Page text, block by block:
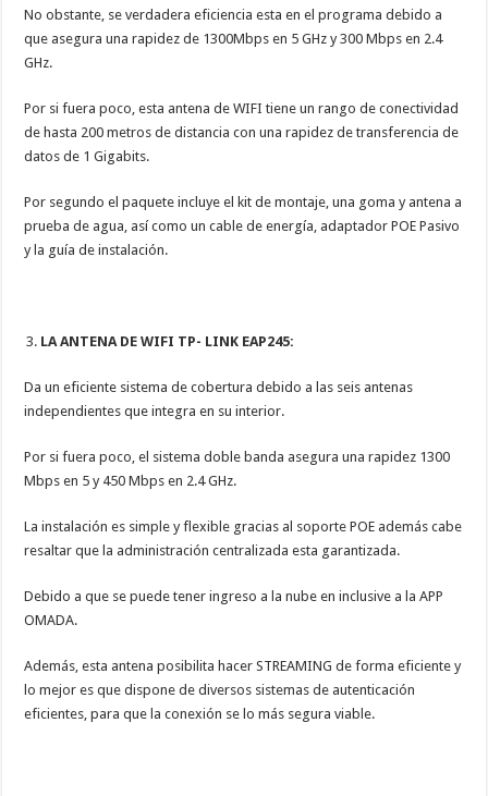
No obstante, se verdadera eficiencia esta en el programa debido a
que asegura una rapidez de 1300Mbps en 5 GHz y 300 Mbps en 2.4
GHz.
Por si fuera poco, esta antena de WIFI tiene un rango de conectividad
de hasta 200 metros de distancia con una rapidez de transferencia de
datos de 1 Gigabits.
Por segundo el paquete incluye el kit de montaje, una goma y antena a
prueba de agua, así como un cable de energía, adaptador POE Pasivo
y la guía de instalación.
LA ANTENA DE WIFI TP- LINK EAP245:
Da un eficiente sistema de cobertura debido a las seis antenas
independientes que integra en su interior.
Por si fuera poco, el sistema doble banda asegura una rapidez 1300
Mbps en 5 y 450 Mbps en 2.4 GHz.
La instalación es simple y flexible gracias al soporte POE además cabe
resaltar que la administración centralizada esta garantizada.
Debido a que se puede tener ingreso a la nube en inclusive a la APP
OMADA.
Además, esta antena posibilita hacer STREAMING de forma eficiente y
lo mejor es que dispone de diversos sistemas de autenticación
eficientes, para que la conexión se lo más segura viable.